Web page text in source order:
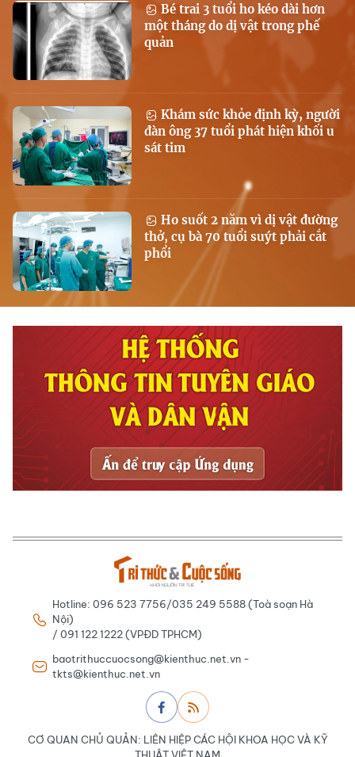
Bé trai 3 tuổi ho kéo dài hơn
một tháng do dị vật trong phế
quản
Khám sức khỏe định kỳ, người
đàn ông 37 tuổi phát hiện khối u
sát tim
Ho suốt 2 năm vì dị vật đường
thở, cụ bà 70 tuổi suýt phải cắt
phổi
Hotline: 096 523 7756/035 249 5588 (Toà soạn Hà
Nội)
/ 091 122 1222 (VPĐD TPHCM)
baotrithuccuocsong@kienthuc.net.vn -
tkts@kienthuc.net.vn
CƠ QUAN CHỦ QUẢN: LIÊN HIỆP CÁC HỘI KHOA HỌC VÀ KỸ